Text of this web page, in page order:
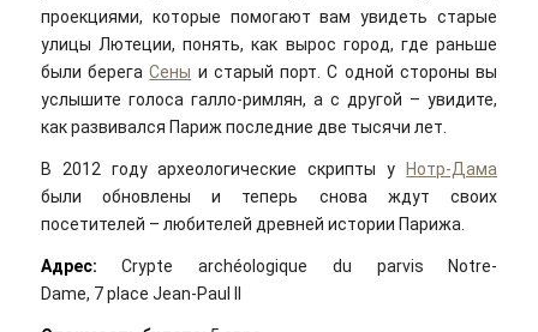
проекциями, которые помогают вам увидеть старые
улицы Лютеции, понять, как вырос город, где раньше
были берегаСены и старый порт. С одной стороны вы
услышите голоса галло-римлян, а с другой – увидите,
как развивался Париж последние две тысячи лет.
В 2012 году археологические скрипты у
Нотр-Дама
были обновлены и теперь снова ждут своих
посетителей – любителей древней истории Парижа.
Адрес: Crypte archéologique du parvis Notre-
Dame, 7 place Jean-Paul II